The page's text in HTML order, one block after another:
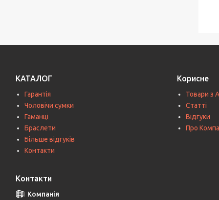
КАТАЛОГ
Гарантія
Чоловічи сумки
Гаманці
Браслети
Більше відгуків
Контакти
Корисне
Товари з
Статті
Відгуки
Про
Контакти